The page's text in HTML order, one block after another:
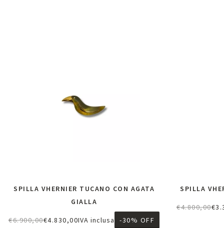
SPILLA VHERNIER TUCANO CON AGATA
GIALLA
€6.900,00€4.830,00IVA inclusa -30% OFF
SPILLA
€4.800,00€